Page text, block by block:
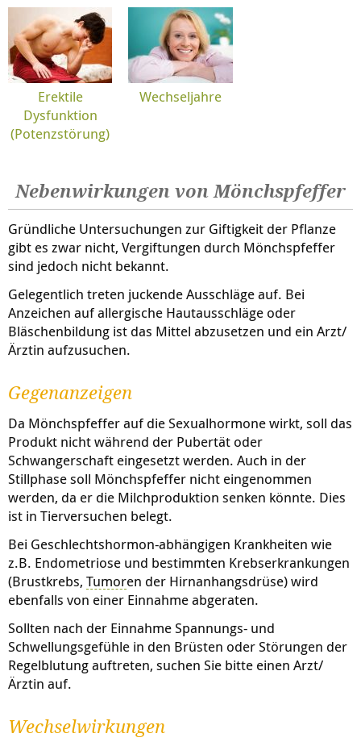
Erektile
Dysfunktion
(Potenzstörung)
Wechseljahre
Nebenwirkungen von Mönchspfeffer
Gründliche Untersuchungen zur Giftigkeit der Pflanze
gibt es zwar nicht, Vergiftungen durch Mönchspfeffer
sind jedoch nicht bekannt.
Gelegentlich treten juckende Ausschläge auf. Bei
Anzeichen auf allergische Hautausschläge oder
Bläschenbildung ist das Mittel abzusetzen und ein Arzt/
Ärztin aufzusuchen.
Gegenanzeigen
Da Mönchspfeffer auf die Sexualhormone wirkt, soll das
Produkt nicht während der Pubertät oder
Schwangerschaft eingesetzt werden. Auch in der
Stillphase soll Mönchspfeffer nicht eingenommen
werden, da er die Milchproduktion senken könnte. Dies
ist in Tierversuchen belegt.
Bei Geschlechtshormon-abhängigen Krankheiten wie
z.B. Endometriose und bestimmten Krebserkrankungen
(Brustkrebs, Tumoren der Hirnanhangsdrüse) wird
ebenfalls von einer Einnahme abgeraten.
Sollten nach der Einnahme Spannungs- und
Schwellungsgefühle in den Brüsten oder Störungen der
Regelblutung auftreten, suchen Sie bitte einen Arzt/
Ärztin auf.
Wechselwirkungen